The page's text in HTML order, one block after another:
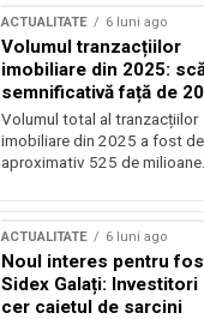
ACTUALITATE 6 luni ago
Volumul tranzacțiilor
imobiliare din 2025:
semnificativă față de
Volumul total al tranzacțiilor
imobiliare din 2025 a fost de
aproximativ 525 de
ACTUALITATE 6 luni ago
Noul interes pentru
Sidex Galați: Investitori
cer caietul de sarcini